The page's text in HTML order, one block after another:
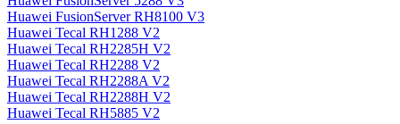
Huawei FusionServer RH8100 V3
Huawei Tecal RH1288 V2
Huawei Tecal RH2285H V2
Huawei Tecal RH2288 V2
Huawei Tecal RH2288A V2
Huawei Tecal RH2288H V2
Huawei Tecal RH5885 V2